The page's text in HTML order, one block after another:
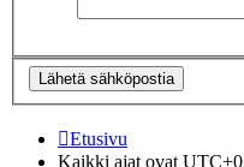
Etusivu
Kaikki ajat ovat